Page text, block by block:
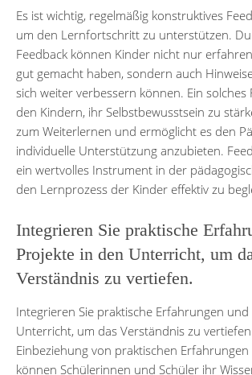
Es ist wichtig, regelmäßig konstruktives
um den Lernfortschritt zu unterstützen.
Feedback können Kinder nicht nur
gut gemacht haben, sondern auch
sich weiter verbessern können. Ein solches
den Kindern, ihr Selbstbewusstsein zu
zum Weiterlernen und ermöglicht es den
individuelle Unterstützung anzubieten.
ein wertvolles Instrument in der
den Lernprozess der Kinder effektiv zu
Integrieren Sie praktische
Projekte in den Unterricht, um
Verständnis zu vertiefen.
Integrieren Sie praktische Erfahrungen
Unterricht, um das Verständnis zu
Einbeziehung von praktischen
können Schülerinnen und Schüler ihr